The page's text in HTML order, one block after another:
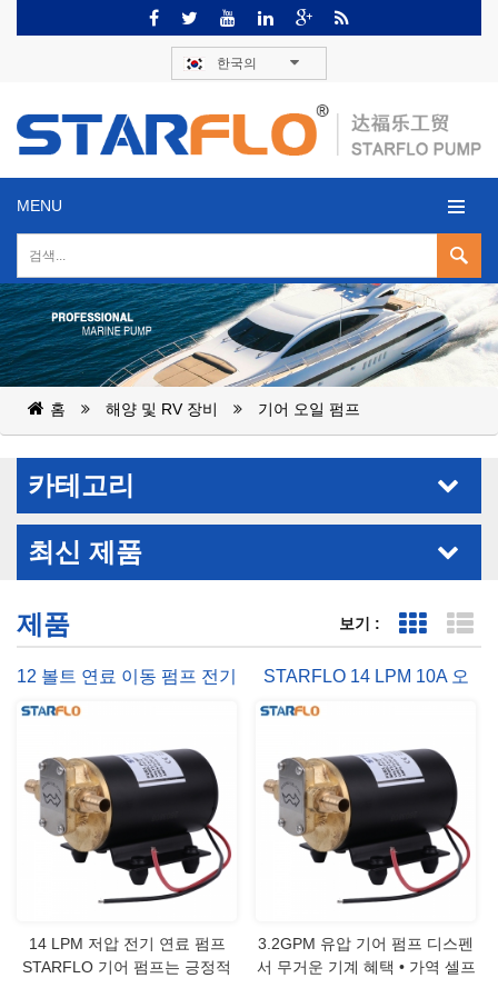
한국의
MENU
홈 해양 및 RV 장비 기어 오일 펌프
카테고리
최신 제품
제품 보기 : 표 보기
12 볼트 연료 이동 펌프 전기
오일 분배기
14 LPM 저압 전기 연료 펌프
STARFLO 기어 펌프는 긍정적
STARFLO 14 LPM 10A 오
일 전송 기어 펌프
3.2GPM 유압 기어 펌프 디스펜
서 무거운 기계 혜택 • 가역 셀프